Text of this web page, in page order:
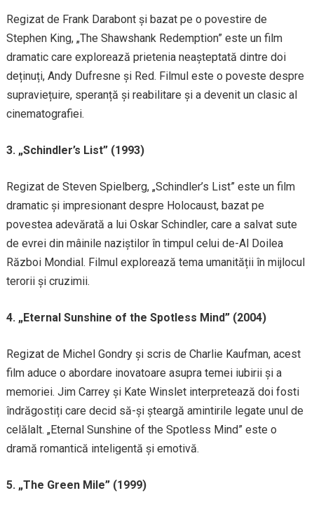
Regizat de Frank Darabont și bazat pe o povestire de
Stephen King, „The Shawshank Redemption” este un film
dramatic care explorează prietenia neașteptată dintre doi
deținuți, Andy Dufresne și Red. Filmul este o poveste despre
supraviețuire, speranță și reabilitare și a devenit un clasic al
cinematografiei.
3. „Schindler’s List” (1993)
Regizat de Steven Spielberg, „Schindler’s List” este un film
dramatic și impresionant despre Holocaust, bazat pe
povestea adevărată a lui Oskar Schindler, care a salvat sute
de evrei din mâinile naziștilor în timpul celui de-Al Doilea
Război Mondial. Filmul explorează tema umanității în mijlocul
terorii și cruzimii.
4. „Eternal Sunshine of the Spotless Mind” (2004)
Regizat de Michel Gondry și scris de Charlie Kaufman, acest
film aduce o abordare inovatoare asupra temei iubirii și a
memoriei. Jim Carrey și Kate Winslet interpretează doi fosti
îndrăgostiți care decid să-și șteargă amintirile legate unul de
celălalt. „Eternal Sunshine of the Spotless Mind” este o
dramă romantică inteligentă și emotivă.
5. „The Green Mile” (1999)